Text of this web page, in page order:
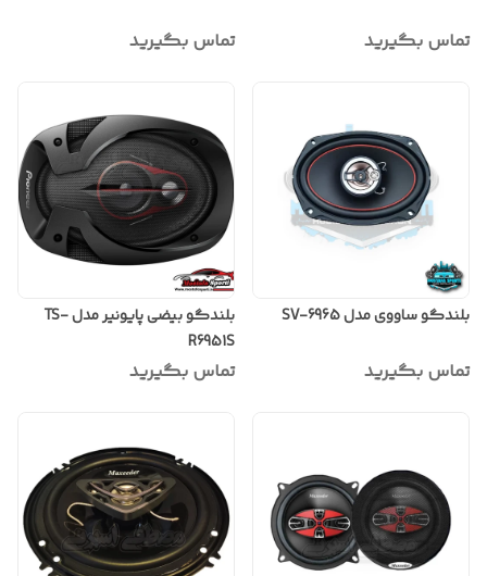
تماس بگیرید تماس بگیرید
بلندگو ساووی مدل SV-6965
تماس بگیرید
بلندگو بیضی پایونیر مدل TS-
R6951S
تماس بگیرید